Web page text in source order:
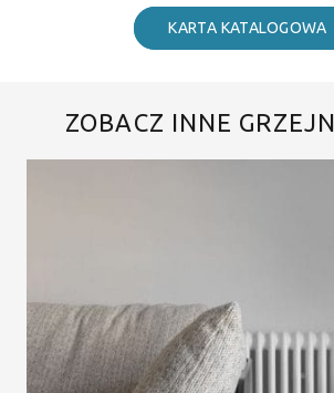
KARTA KATALOGOWA
ZOBACZ INNE